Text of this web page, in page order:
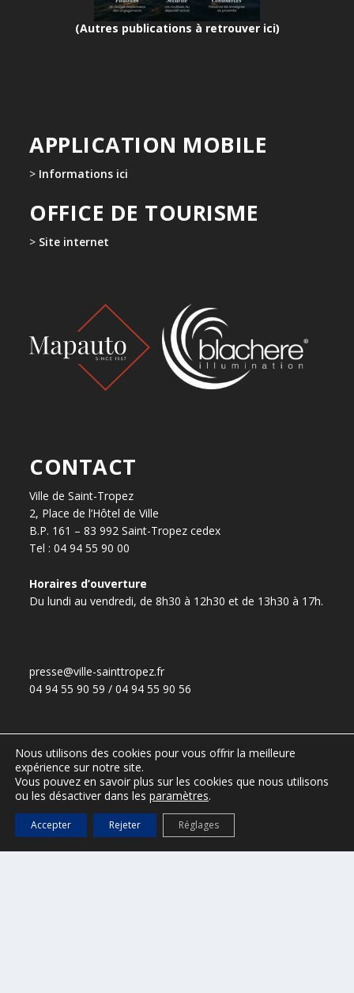
(Autres publications à retrouver ici)
APPLICATION MOBILE
> Informations ici
OFFICE DE TOURISME
> Site internet
CONTACT
Ville de Saint-Tropez
2, Place de l’Hôtel de Ville
B.P. 161 – 83 992 Saint-Tropez cedex
Tel : 04 94 55 90 00
Horaires d’ouverture
Du lundi au vendredi, de 8h30 à 12h30 et de 13h30 à 17h.
presse@ville-sainttropez.fr
04 94 55 90 59 / 04 94 55 90 56
ESPACE VTC – réservé aux VTC
(Accès :DGS@ville-sainttropez.fr)
Tel. Police Municipale : 04 94 54 86 65
Nous utilisons des cookies pour vous offrir la meilleure
expérience sur notre site.
Vous pouvez en savoir plus sur les cookies que nous utilisons
ou les désactiver dans les paramètres.
Accepter Rejeter Réglages